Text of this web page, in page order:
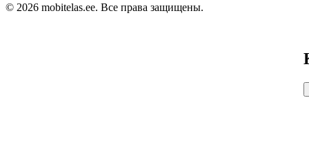
© 2026 mobitelas.ee. Все права защищены.